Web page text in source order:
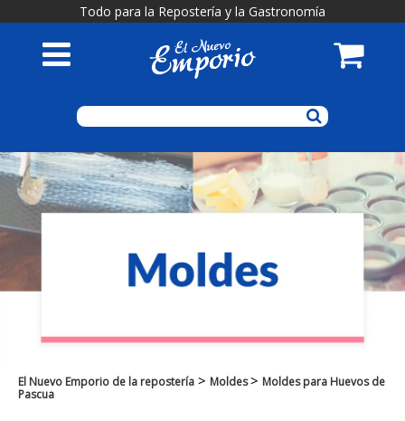
Todo para la Repostería y la Gastronomía
El Nuevo Emporio de la repostería > Moldes> Moldes para Huevos de
Pascua